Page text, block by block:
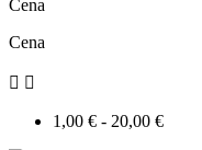
Cena
Cena
 
1,00 € - 20,00 €